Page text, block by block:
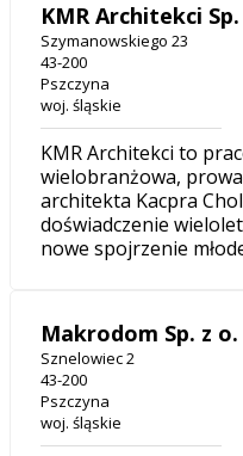
KMR Architekci
Szymanowskiego 23
43-200
Pszczyna
woj. śląskie
KMR Architekci to
wielobranżowa,
architekta Kacpra
doświadczenie
nowe spojrzenie
Makrodom Sp. z o.
Sznelowiec 2
43-200
Pszczyna
woj. śląskie